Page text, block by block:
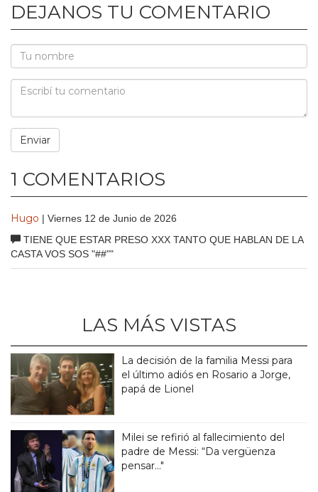
DEJANOS TU COMENTARIO
1 COMENTARIOS
Hugo | Viernes 12 de Junio de 2026
TIENE QUE ESTAR PRESO XXX TANTO QUE HABLAN DE LA
CASTA VOS SOS "##""
LAS MÁS VISTAS
La decisión de la familia Messi para
el último adiós en Rosario a Jorge,
papá de Lionel
Milei se refirió al fallecimiento del
padre de Messi: “Da vergüenza
pensar..."